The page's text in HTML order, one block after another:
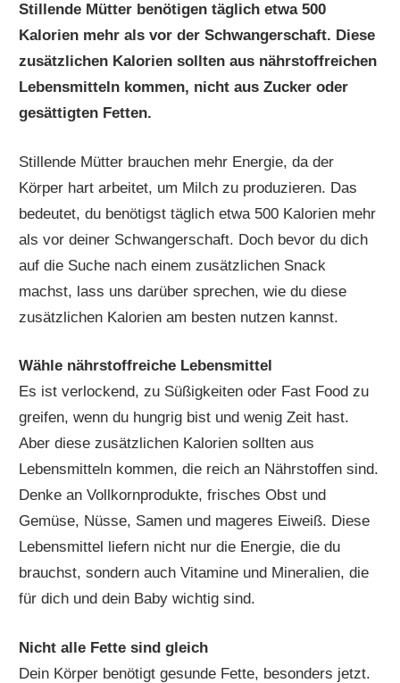
Stillende Mütter benötigen täglich etwa 500
Kalorien mehr als vor der Schwangerschaft. Diese
zusätzlichen Kalorien sollten aus nährstoffreichen
Lebensmitteln kommen, nicht aus Zucker oder
gesättigten Fetten.
Stillende Mütter brauchen mehr Energie, da der
Körper hart arbeitet, um Milch zu produzieren. Das
bedeutet, du benötigst täglich etwa 500 Kalorien mehr
als vor deiner Schwangerschaft. Doch bevor du dich
auf die Suche nach einem zusätzlichen Snack
machst, lass uns darüber sprechen, wie du diese
zusätzlichen Kalorien am besten nutzen kannst.
Wähle nährstoffreiche Lebensmittel
Es ist verlockend, zu Süßigkeiten oder Fast Food zu
greifen, wenn du hungrig bist und wenig Zeit hast.
Aber diese zusätzlichen Kalorien sollten aus
Lebensmitteln kommen, die reich an Nährstoffen sind.
Denke an Vollkornprodukte, frisches Obst und
Gemüse, Nüsse, Samen und mageres Eiweiß. Diese
Lebensmittel liefern nicht nur die Energie, die du
brauchst, sondern auch Vitamine und Mineralien, die
für dich und dein Baby wichtig sind.
Nicht alle Fette sind gleich
Dein Körper benötigt gesunde Fette, besonders jetzt.